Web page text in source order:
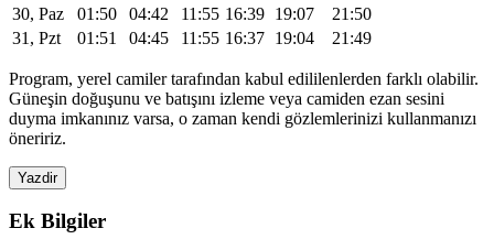
30, Paz
01:50 04:42 11:55 16:39 19:07
21:50
31, Pzt
01:51 04:45 11:55 16:37 19:04 21:49
Program, yerel camiler tarafından kabul edililenlerden farklı olabilir.
Güneşin doğuşunu ve batışını izleme veya camiden ezan sesini
duyma imkanınız varsa, o zaman kendi gözlemlerinizi kullanmanızı
öneririz.
Yazdir
Ek Bilgiler